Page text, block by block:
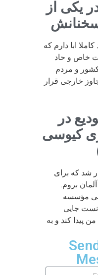
یکی از
ابا دارم که
خاص و حاد
و مردم
خارجی قرار
در
کیوسی
شد که برای
بروم.
مؤسسه
جایی
پیدا کند و به